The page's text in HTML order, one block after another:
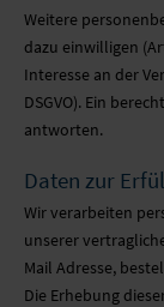
Weitere
dazu einwilligen
Interesse an der
DSGVO). Ein
antworten.
Daten zur
Wir verarbeiten
unserer
Mail Adresse,
Die Erhebung